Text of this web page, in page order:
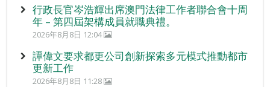
行政長官岑浩輝出席澳門法律工作者聯合會十周
年 – 第四屆架構成員就職典禮。
2026年8月8日 12:04
譚偉文要求都更公司創新探索多元模式推動都市
更新工作
2026年8月8日 11:28